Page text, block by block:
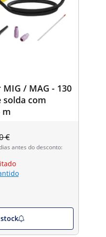
/ MAG - 130
solda com
m
€
antes do desconto: